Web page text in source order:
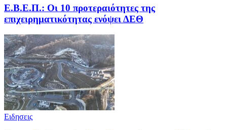
Ε.Β.Ε.Π.: Οι 10 προτεραιότητες της
επιχειρηματικότητας ενόψει ΔΕΘ
Ειδησεις